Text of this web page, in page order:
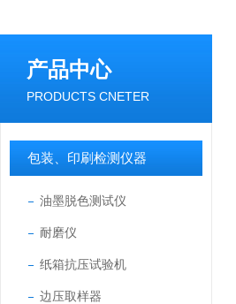
产品中心
PRODUCTS CNETER
包装、印刷检测仪器
油墨脱色测试仪
耐磨仪
纸箱抗压试验机
边压取样器